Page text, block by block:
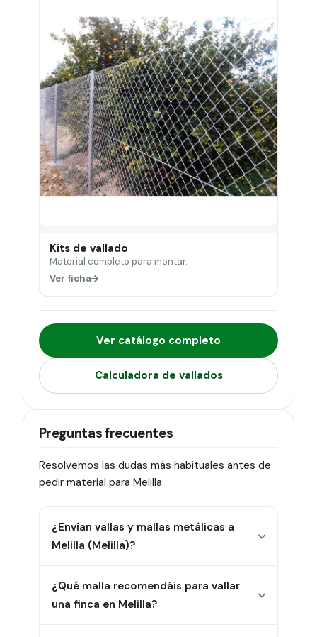
Kits de vallado
Material completo para montar.
Ver ficha
Ver catálogo completo
Calculadora de vallados
Preguntas frecuentes
Resolvemos las dudas más habituales antes de
pedir material para Melilla.
¿Envían vallas y mallas metálicas a
Melilla (Melilla)?
¿Qué malla recomendáis para vallar
una finca en Melilla?